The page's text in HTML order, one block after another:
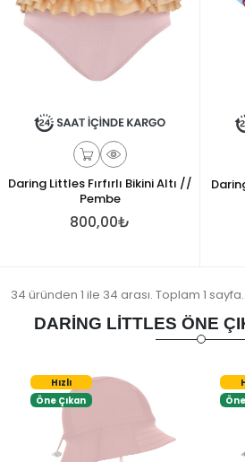
Daring Littles Fırfırlı Bikini Altı //
Pembe
800,00₺
34 üründen 1 ile 34 arası. Toplam 1 sayfa.
DARING LITTLES ÖNE
Hızlı
Öne Çıkan